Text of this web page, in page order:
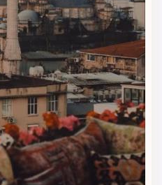
بدون دغدغه‌ای داشته باشید.
اگر به‌دنبال رزرو هتل بارسلو
حرفه‌ای و پشتیبانی واقعی
برای شماست.